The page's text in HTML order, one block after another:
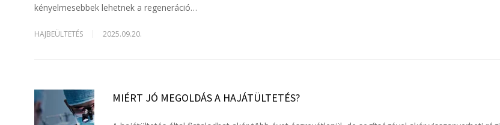
kényelmesebbek lehetnek a regeneráció…
HAJBEÜLTETÉS 2025.09.20.
MIÉRT JÓ MEGOLDÁS A HAJÁTÜLTETÉS?